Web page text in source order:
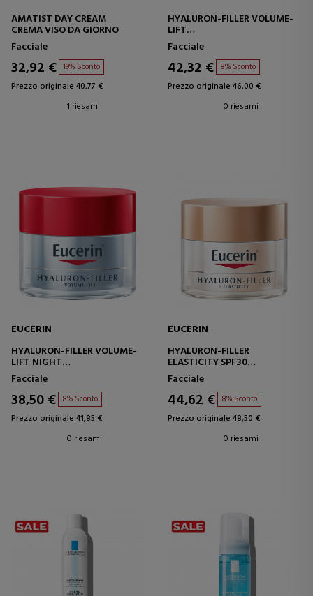
AMATIST DAY CREAM
CREMA VISO DA GIORNO
Facciale
32,92 € 19% Sconto
Prezzo originale 40,77 €
1 riesami
HYALURON-FILLER VOLUME-
LIFT
CREMA VISO DA GIORNO PER
PELLI NORMALI/MISTE
Facciale
42,32 € 8% Sconto
Prezzo originale 46,00 €
0 riesami
EUCERIN
HYALURON-FILLER VOLUME-
LIFT NIGHT
CREMA NOTTE PER IL VISO
Facciale
38,50 € 8% Sconto
Prezzo originale 41,85 €
0 riesami
EUCERIN
HYALURON-FILLER
ELASTICITY SPF30
CREMA VISO DA GIORNO CON
PROTEZIONE SOLARE
Facciale
44,62 € 8% Sconto
Prezzo originale 48,50 €
0 riesami